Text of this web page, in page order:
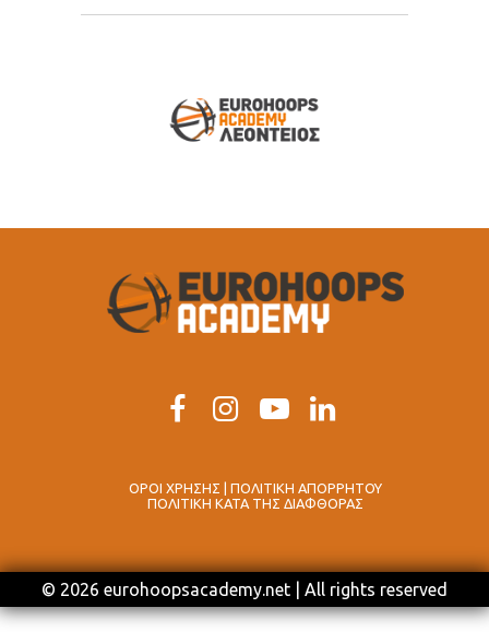
ΟΡΟΙ ΧΡΗΣΗΣ | ΠΟΛΙΤΙΚΗ ΑΠΟΡΡΗΤΟΥ
ΠΟΛΙΤΙΚΗ ΚΑΤΑ ΤΗΣ ΔΙΑΦΘΟΡΑΣ
© 2026 eurohoopsacademy.net | All rights reserved